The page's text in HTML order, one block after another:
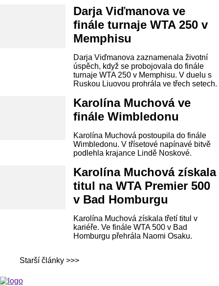
Darja Viďmanova ve
finále turnaje WTA 250 v
Memphisu
Darja Viďmanova zaznamenala životní
úspěch, když se probojovala do finále
turnaje WTA 250 v Memphisu. V duelu s
Ruskou Liuovou prohrála ve třech setech.
Karolína Muchová ve
finále Wimbledonu
Karolína Muchová postoupila do finále
Wimbledonu. V třísetové napínavé bitvě
podlehla krajance Lindě Noskové.
Karolína Muchová získala
titul na WTA Premier 500
v Bad Homburgu
Karolína Muchová získala třetí titul v
kariéře. Ve finále WTA 500 v Bad
Homburgu přehrála Naomi Osaku.
Starší články >>>